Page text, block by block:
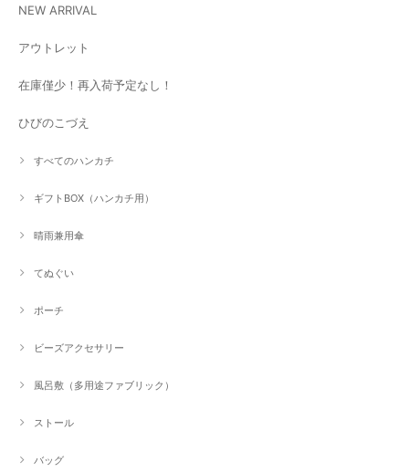
NEW ARRIVAL
アウトレット
在庫僅少！再入荷予定なし！
ひびのこづえ
すべてのハンカチ
ギフトBOX（ハンカチ用）
晴雨兼用傘
てぬぐい
ポーチ
ビーズアクセサリー
風呂敷（多用途ファブリック）
ストール
バッグ